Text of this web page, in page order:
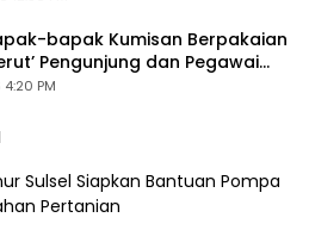
bapak Kumisan Berpakaian
Pengunjung dan Pegawai
Aktifkan Layar Sentuh Atm
PM
Sulsel Siapkan Bantuan Pompa
Pertanian